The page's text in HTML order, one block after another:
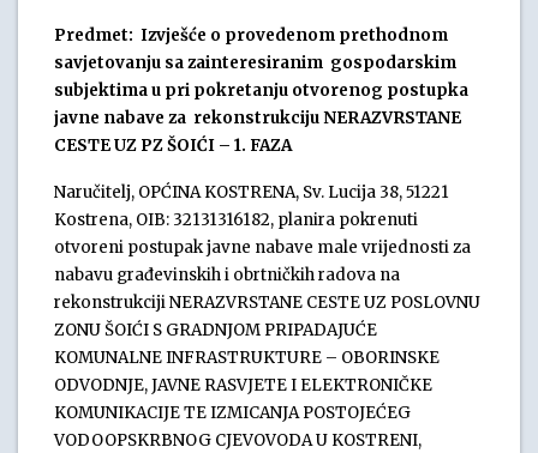
Predmet: Izvješće o provedenom prethodnom
savjetovanju sa zainteresiranim gospodarskim
subjektima u pri pokretanju otvorenog postupka
javne nabave za rekonstrukciju NERAZVRSTANE
CESTE UZ PZ ŠOIĆI – 1. FAZA
Naručitelj, OPĆINA KOSTRENA, Sv. Lucija 38, 51221
Kostrena, OIB: 32131316182, planira pokrenuti
otvoreni postupak javne nabave male vrijednosti za
nabavu građevinskih i obrtničkih radova na
rekonstrukciji NERAZVRSTANE CESTE UZ POSLOVNU
ZONU ŠOIĆI S GRADNJOM PRIPADAJUĆE
KOMUNALNE INFRASTRUKTURE – OBORINSKE
ODVODNJE, JAVNE RASVJETE I ELEKTRONIČKE
KOMUNIKACIJE TE IZMICANJA POSTOJEĆEG
VODOOPSKRBNOG CJEVOVODA U KOSTRENI,